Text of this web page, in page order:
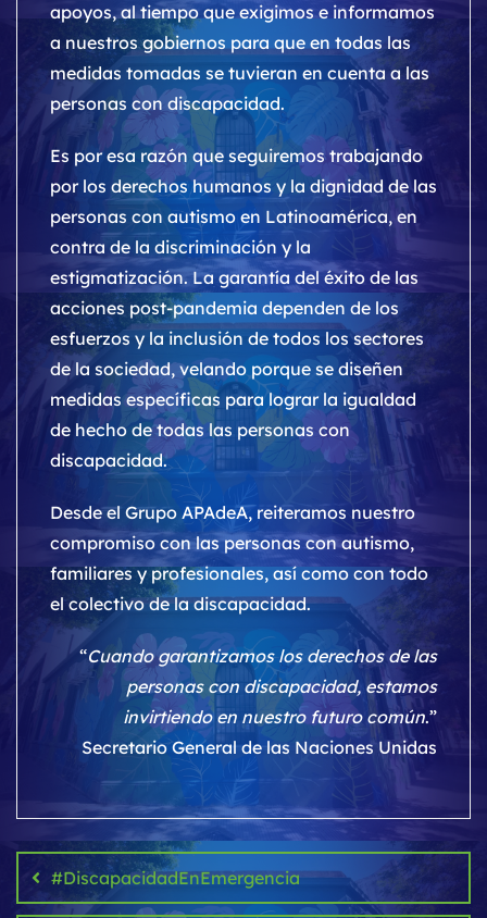
apoyos, al tiempo que exigimos e informamos
a nuestros gobiernos para que en todas las
medidas tomadas se tuvieran en cuenta a las
personas con discapacidad.
Es por esa razón que seguiremos trabajando
por los derechos humanos y la dignidad de las
personas con autismo en Latinoamérica, en
contra de la discriminación y la
estigmatización. La garantía del éxito de las
acciones post-pandemia dependen de los
esfuerzos y la inclusión de todos los sectores
de la sociedad, velando porque se diseñen
medidas específicas para lograr la igualdad
de hecho de todas las personas con
discapacidad.
Desde el Grupo APAdeA, reiteramos nuestro
compromiso con las personas con autismo,
familiares y profesionales, así como con todo
el colectivo de la discapacidad.
“Cuando garantizamos los derechos de las
personas con discapacidad, estamos
invirtiendo en nuestro futuro común.”
Secretario General de las Naciones Unidas
Navegación
de
entradas
#DiscapacidadEnEmergencia